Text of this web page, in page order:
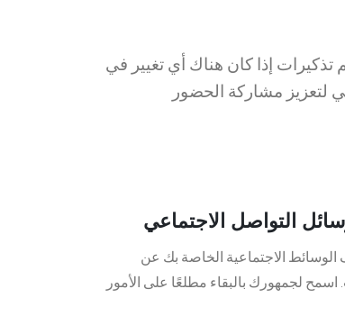
إذا كان هناك أي تغيير في
التواصل الاجتماعي
الاجتماعية الخاصة بك عن
لجمهورك بالبقاء مطلعًا على الأمور